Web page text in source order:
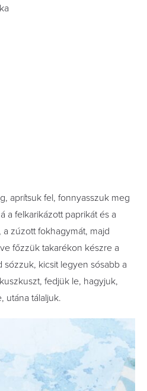
aprítsuk fel, fonnyasszuk meg
a felkarikázott paprikát és a
zúzott fokhagymát, majd
főzzük takarékon készre a
sózzuk, kicsit legyen sósabb a
fedjük le, hagyjuk,
utána tálaljuk.